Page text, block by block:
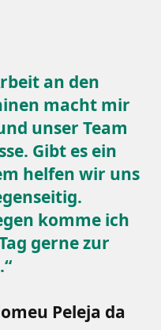
an den
macht mir
unser Team
Gibt es ein
helfen wir uns
komme ich
gerne zur
Peleja da